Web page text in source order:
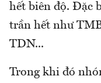
hết biên độ. Đặc
trần hết như
TDN...
Trong khi đó